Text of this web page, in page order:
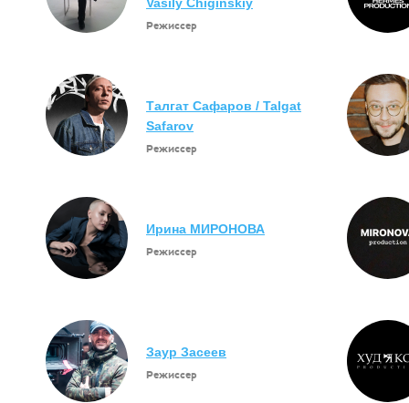
Режиссер
Талгат Сафаров / Talgat
Safarov
Режиссер
Ирина МИРОНОВА
Режиссер
Заур Засеев
Режиссер